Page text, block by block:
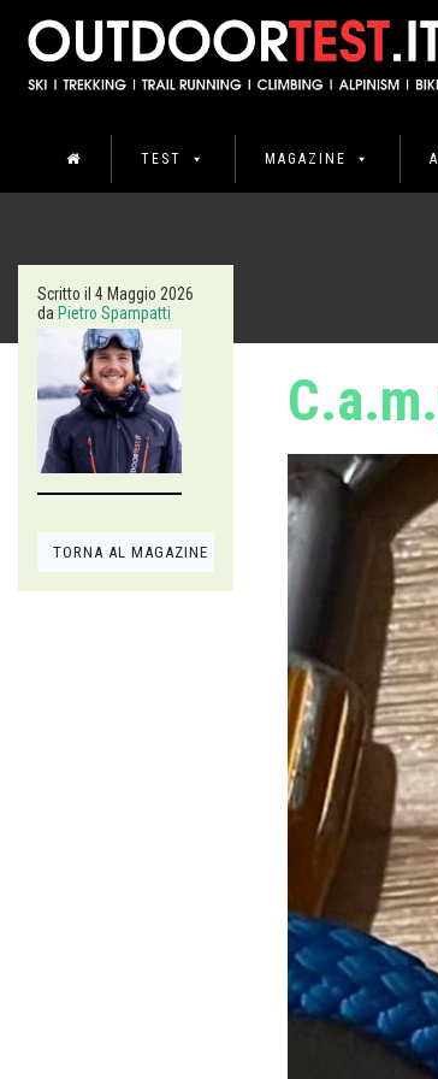
TEST MAGAZINE
Scritto il 4 Maggio 2026
da Pietro Spampatti
TORNA AL MAGAZINE